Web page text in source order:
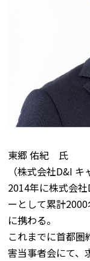
東郷 佑紀 氏
（株式会社D&I キ
2014年に株式会
ーとして累計
に携わる。
これまでに首都
害当事者会にて、